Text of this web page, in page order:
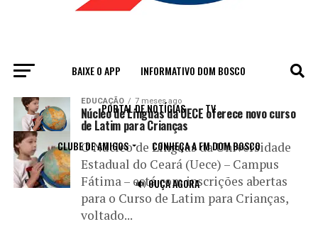
BAIXE O APP INFORMATIVO DOM BOSCO
PORTAL DE NOTÍCIAS TV
CLUBE DE AMIGOS CONHEÇA A FM DOM BOSCO
🔊 OUÇA AGORA
All posts tagged "núcleo de língua"
EDUCAÇÃO 7 meses ago
Núcleo de Línguas da UECE oferece novo curso
de Latim para Crianças
O Núcleo de Línguas da Universidade
Estadual do Ceará (Uece) – Campus
Fátima – está com inscrições abertas
para o Curso de Latim para Crianças,
voltado...